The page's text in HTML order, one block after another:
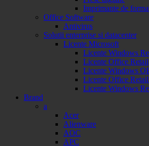
Imprimante de
Office Software
Antivirus
Solutii enterprise si datacenter
Licente Microsoft
Licente Windows
Licente Office Retail
Licente Windows
Licente Office
Licente Windows
Brand
a
Acer
Alienware
AOC
APC